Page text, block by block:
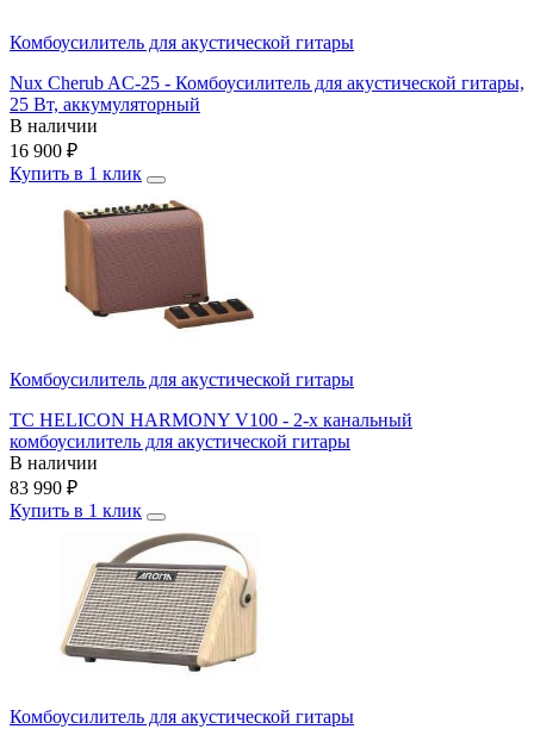
Комбоусилитель для акустической гитары
Nux Cherub AC-25 - Комбоусилитель для акустической гитары,
25 Вт, аккумуляторный
В наличии
16 900 ₽
Купить в 1 клик
Комбоусилитель для акустической гитары
TC HELICON HARMONY V100 - 2-х канальный
комбоусилитель для акустической гитары
В наличии
83 990 ₽
Купить в 1 клик
Комбоусилитель для акустической гитары